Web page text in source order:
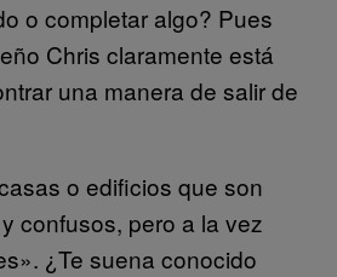
o completar algo? Pues
Chris claramente está
una manera de salir de
o edificios que son
confusos, pero a la vez
¿Te suena conocido